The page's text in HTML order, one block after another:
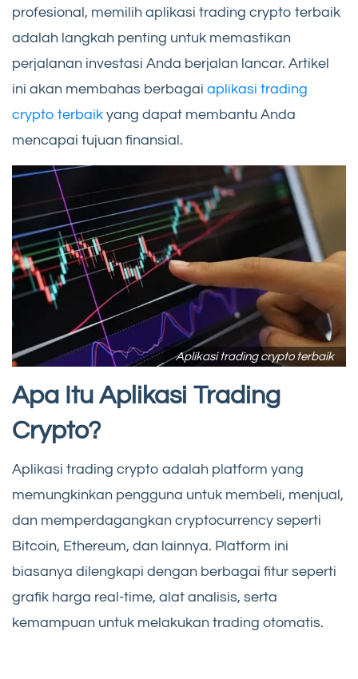
profesional, memilih aplikasi trading crypto terbaik
adalah langkah penting untuk memastikan
perjalanan investasi Anda berjalan lancar. Artikel
ini akan membahas berbagai aplikasi trading
crypto terbaik yang dapat membantu Anda
mencapai tujuan finansial.
Aplikasi trading crypto terbaik
Apa Itu Aplikasi Trading
Crypto?
Aplikasi trading crypto adalah platform yang
memungkinkan pengguna untuk membeli, menjual,
dan memperdagangkan cryptocurrency seperti
Bitcoin, Ethereum, dan lainnya. Platform ini
biasanya dilengkapi dengan berbagai fitur seperti
grafik harga real-time, alat analisis, serta
kemampuan untuk melakukan trading otomatis.